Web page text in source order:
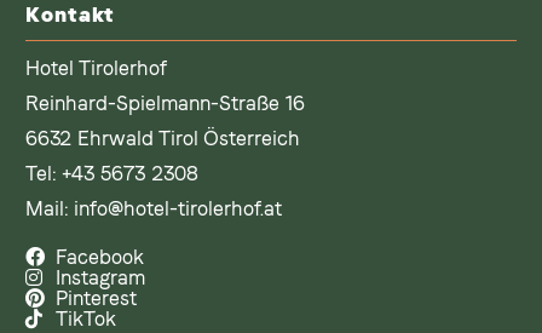
Kontakt
Hotel Tirolerhof
Reinhard-Spielmann-Straße 16
6632 Ehrwald Tirol Österreich
Tel:+43 5673 2308
Mail: info@hotel-tirolerhof.at
Facebook
Instagram
Pinterest
TikTok